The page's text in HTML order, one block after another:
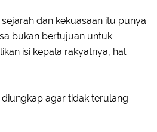
dan kekuasaan itu punya
bukan bertujuan untuk
isi kepala rakyatnya, hal
agar tidak terulang